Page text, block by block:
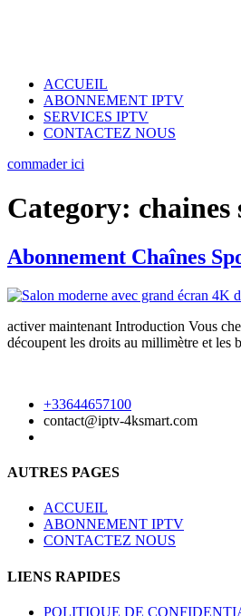
ACCUEIL
ABONNEMENT IPTV
SERVICES IPTV
CONTACTEZ NOUS
commader ici
Category: chaines
Abonnement Chaînes
activer maintenant Introduction Vous
découpent les droits au millimètre et
+33644657100
contact@iptv-4ksmart.com
AUTRES PAGES
ACCUEIL
ABONNEMENT IPTV
CONTACTEZ NOUS
LIENS RAPIDES
POLITIQUE DE